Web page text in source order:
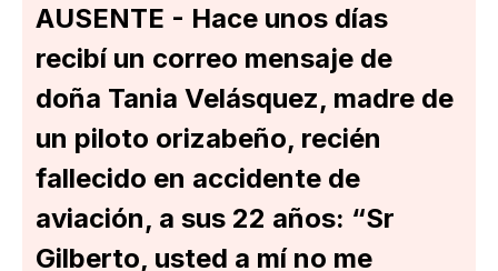
AUSENTE - Hace unos días
recibí un correo mensaje de
doña Tania Velásquez, madre de
un piloto orizabeño, recién
fallecido en accidente de
aviación, a sus 22 años: “Sr
Gilberto, usted a mí no me